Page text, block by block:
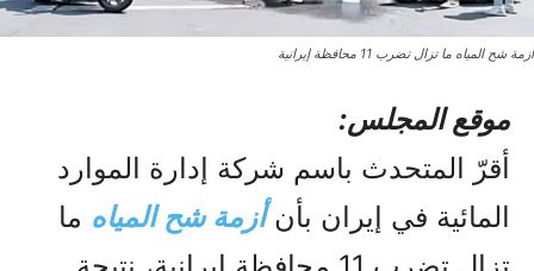
أزمة شح المياه ما تزال تضرب 11 محافظة إيرانية
موقع المجلس:
أقرّ المتحدث باسم شركة إدارة الموارد
المائية في إيران بأنأزمة شح المياه ما